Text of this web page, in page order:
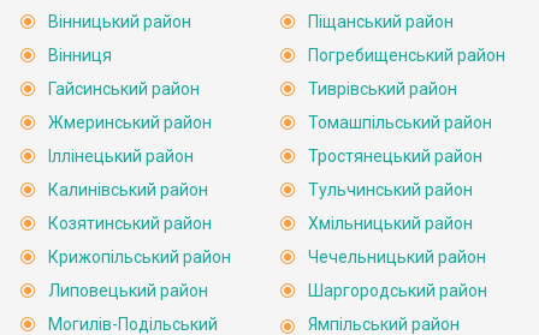
Вінницький район
Вінниця
Гайсинський район
Жмеринський район
Іллінецький район
Калинівський район
Козятинський район
Крижопільський район
Липовецький район
Могилів-Подільський
Піщанський район
Погребищенський район
Тиврівський район
Томашпільський район
Тростянецький район
Тульчинський район
Хмільницький район
Чечельницький район
Шаргородський район
Ямпільський район